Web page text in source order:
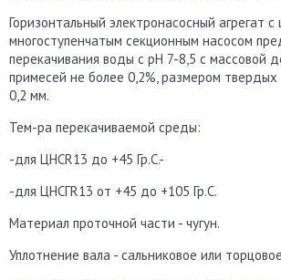
Горизонтальный электронасосный агрегат
многоступенчатым секционным насосом
перекачивания воды с рН 7-8,5 с массовой
примесей не более 0,2%, размером твердых
0,2 мм.
Тем-ра перекачиваемой среды:
-для ЦНСR13 до +45 Гр.С.-
-для ЦНСГR13 от +45 до +105 Гр.С.
Материал проточной части - чугун.
Уплотнение вала - сальниковое или